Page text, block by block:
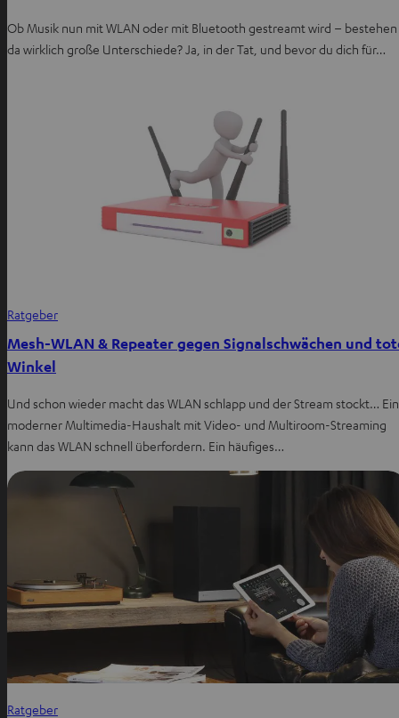
Ob Musik nun mit WLAN oder mit Bluetooth gestreamt wird – bestehen
da wirklich große Unterschiede? Ja, in der Tat, und bevor du dich für…
Ratgeber
Mesh-WLAN & Repeater gegen Signalschwächen und
Winkel
Und schon wieder macht das WLAN schlapp und der Stream stockt… Ein
moderner Multimedia-Haushalt mit Video- und Multiroom-Streaming
kann das WLAN schnell überfordern. Ein häufiges…
Ratgeber